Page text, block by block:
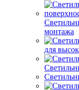
монтажа
для